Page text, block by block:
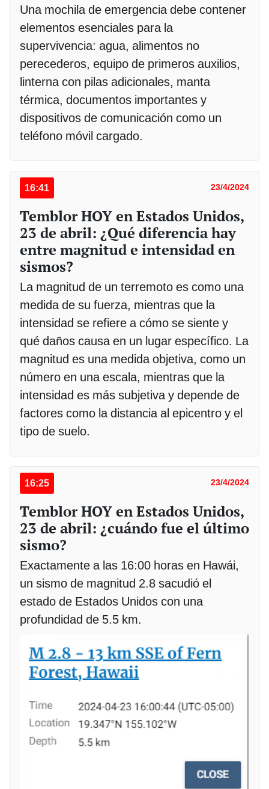
Una mochila de emergencia debe contener
elementos esenciales para la
supervivencia: agua, alimentos no
perecederos, equipo de primeros auxilios,
linterna con pilas adicionales, manta
térmica, documentos importantes y
dispositivos de comunicación como un
teléfono móvil cargado.
16:41 23/4/2024
Temblor HOY en Estados Unidos,
23 de abril: ¿Qué diferencia hay
entre magnitud e intensidad en
sismos?
La magnitud de un terremoto es como una
medida de su fuerza, mientras que la
intensidad se refiere a cómo se siente y
qué daños causa en un lugar específico. La
magnitud es una medida objetiva, como un
número en una escala, mientras que la
intensidad es más subjetiva y depende de
factores como la distancia al epicentro y el
tipo de suelo.
16:25 23/4/2024
Temblor HOY en Estados Unidos,
23 de abril: ¿cuándo fue el último
sismo?
Exactamente a las 16:00 horas en Hawái,
un sismo de magnitud 2.8 sacudió el
estado de Estados Unidos con una
profundidad de 5.5 km.